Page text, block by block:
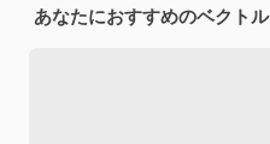
あなたにおすすめのベクトル